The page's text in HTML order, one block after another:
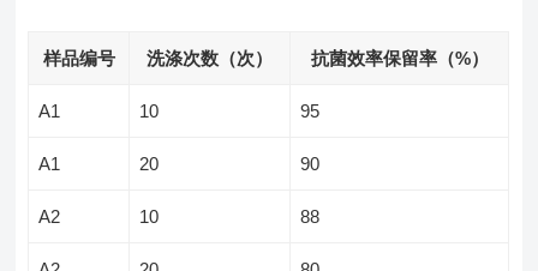
样品编号 洗涤次数（次） 抗菌效率保留率（%）
A1 10 95
A1 20 90
A2 10 88